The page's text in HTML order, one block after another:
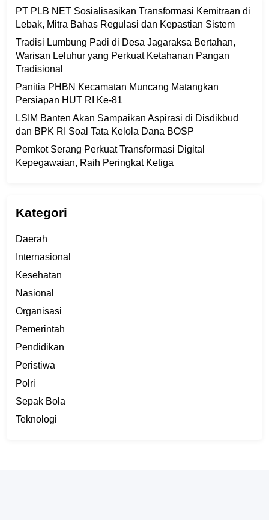
PT PLB NET Sosialisasikan Transformasi Kemitraan di
Lebak, Mitra Bahas Regulasi dan Kepastian Sistem
Tradisi Lumbung Padi di Desa Jagaraksa Bertahan,
Warisan Leluhur yang Perkuat Ketahanan Pangan
Tradisional
Panitia PHBN Kecamatan Muncang Matangkan
Persiapan HUT RI Ke-81
LSIM Banten Akan Sampaikan Aspirasi di Disdikbud
dan BPK RI Soal Tata Kelola Dana BOSP
Pemkot Serang Perkuat Transformasi Digital
Kepegawaian, Raih Peringkat Ketiga
Kategori
Daerah
Internasional
Kesehatan
Nasional
Organisasi
Pemerintah
Pendidikan
Peristiwa
Polri
Sepak Bola
Teknologi